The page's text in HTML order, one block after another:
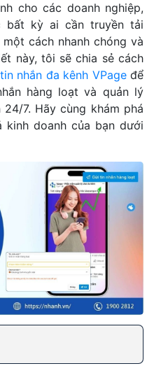
cho các doanh nghiệp,
bất kỳ ai cần truyền tải
cách nhanh chóng và
này, tôi sẽ chia sẻ cách
nhắn đa kênh VPageđể
hàng loạt và quản lý
7. Hãy cùng khám phá
kinh doanh của bạn dưới